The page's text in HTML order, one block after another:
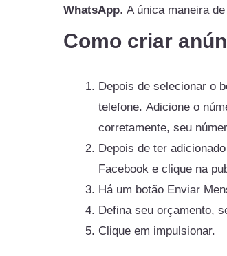
WhatsApp. A única maneira
Como criar
Depois de selecionar o
telefone. Adicione o
corretamente, seu
Depois de ter
Facebook e clique na
Há um botão Enviar
Defina seu orçamento,
Clique em impulsionar.